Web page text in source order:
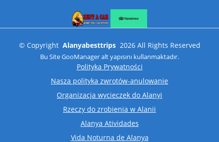
© Copyright Alanyabesttrips 2026 All Rights Reserved
Bu SiteGooManageralt yapısını kullanmaktadır.
Polityka Prywatności
Nasza polityka zwrotów-anulowanie
Organizacja wycieczek do Alanyi
Rzeczy do zrobienia w Alanii
Alanya Atividades
Vida Noturna de Alanya